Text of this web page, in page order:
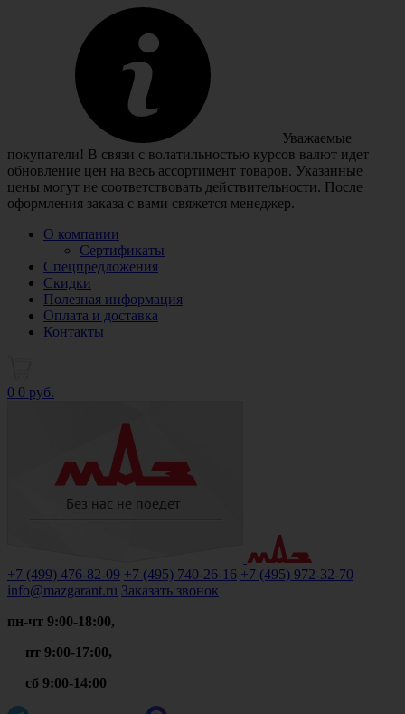
Уважаемые
покупатели! В связи с волатильностью курсов валют идет
обновление цен на весь ассортимент товаров. Указанные
цены могут не соответствовать действительности. После
оформления заказа с вами свяжется менеджер.
О компании
Сертификаты
Спецпредложения
Скидки
Полезная информация
Оплата и доставка
Контакты
0 0 руб.
+7 (499) 476-82-09 +7 (495) 740-26-16 +7 (495) 972-32-70
info@mazgarant.ru Заказать звонок
пн-чт 9:00-18:00,
пт 9:00-17:00,
сб 9:00-14:00